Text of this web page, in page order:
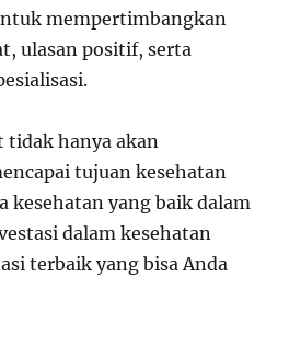
mempertimbangkan
ulasan positif, serta
tidak hanya akan
tujuan kesehatan
kesehatan yang baik dalam
dalam kesehatan
terbaik yang bisa Anda